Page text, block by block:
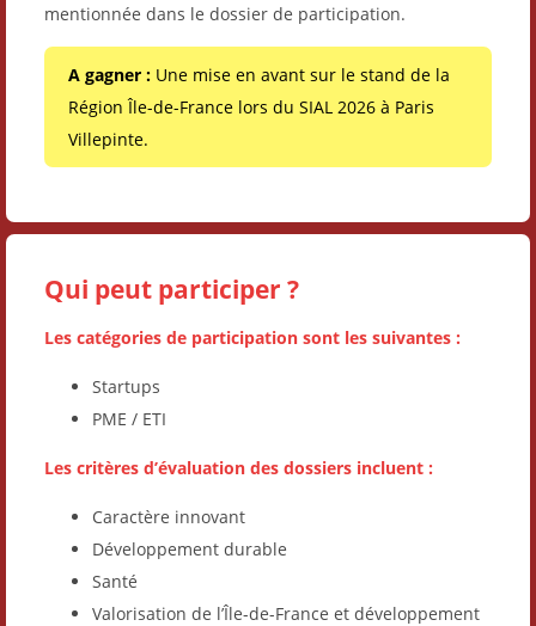
mentionnée dans le dossier de participation.
A gagner : Une mise en avant sur le stand de la
Région Île-de-France lors du SIAL 2026 à Paris
Villepinte.
Qui peut participer ?
Les catégories de participation sont les suivantes :
Startups
PME / ETI
Les critères d’évaluation des dossiers incluent :
Caractère innovant
Développement durable
Santé
Valorisation de l’Île-de-France et développement